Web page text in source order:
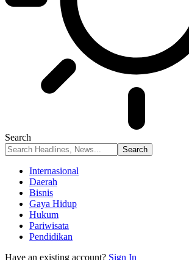
Search
Internasional
Daerah
Bisnis
Gaya Hidup
Hukum
Pariwisata
Pendidikan
Have an existing account? Sign In